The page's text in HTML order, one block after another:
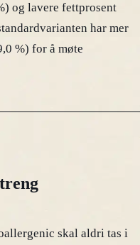
og lavere fettprosent
har mer
%) for å møte
skal aldri tas i